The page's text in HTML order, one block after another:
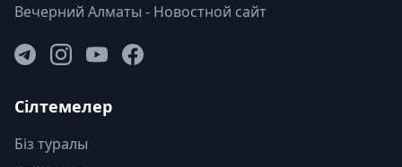
Вечерний Алматы - Новостной сайт
Сілтемелер
Біз туралы